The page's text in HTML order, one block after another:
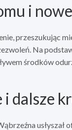
i
przeszukując
Na
środków
dalsze